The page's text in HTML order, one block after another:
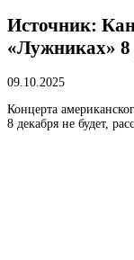
Источник:
«Лужниках» 8
09.10.2025
Концерта
8 декабря не будет,